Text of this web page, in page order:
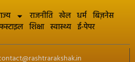
राजनीति खेल धर्म बिज़नेस
शिक्षा स्वास्थ्य ई-पेपर